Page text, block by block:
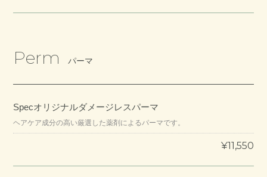
Perm パーマ
Specオリジナルダメージレスパーマ
ヘアケア成分の高い厳選した薬剤によるパーマです。
¥11,550